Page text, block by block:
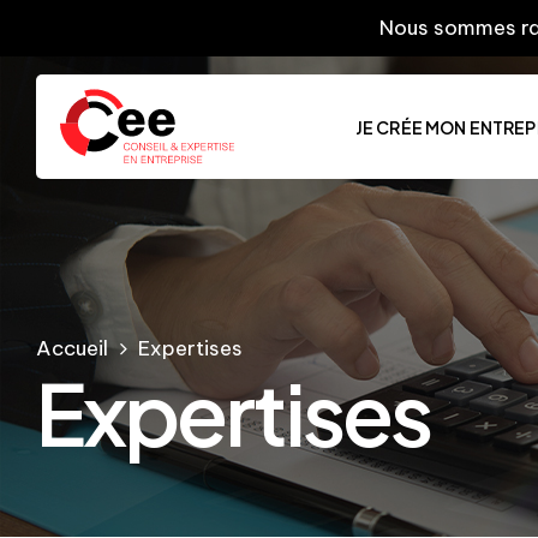
Nous sommes
JE CRÉE MON
Accueil Expertises
Expertises